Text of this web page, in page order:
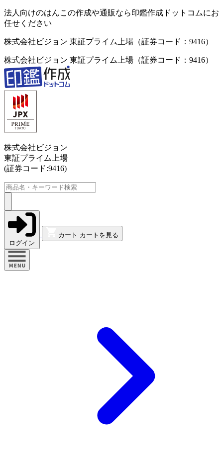
法人向けのはんこの作成や通販なら印鑑作成ドットコムにお
任せください
株式会社ビジョン 東証プライム上場（証券コード：9416）
株式会社ビジョン 東証プライム上場（証券コード：9416）
株式会社ビジョン
東証プライム上場
(証券コード:9416)
ログイン
カート カートを見る